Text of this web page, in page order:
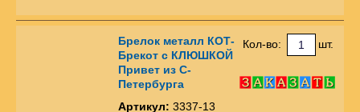
Брелок металл КОТ-
Брекот с КЛЮШКОЙ
Привет из С-
Петербурга
Артикул: 3337-13
Кол-во: шт.